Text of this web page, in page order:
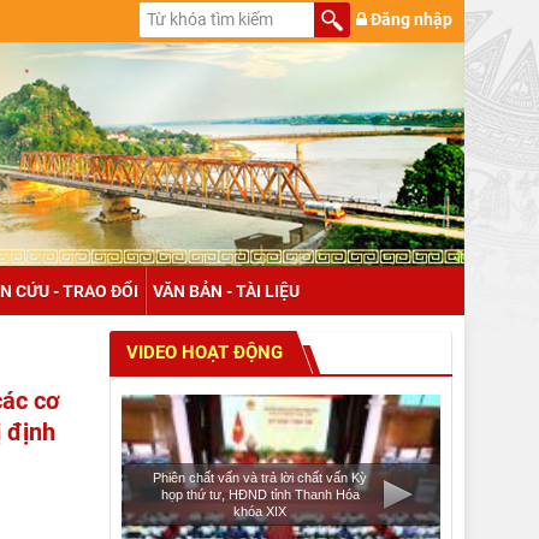
Đăng nhập
CỨU - TRAO ĐỔI VĂN BẢN - TÀI LIỆU
cơ
định
VIDEO HOẠT ĐỘNG
Phiên chất vấn và trả lời chất vấn Kỳ
họp thứ tư, HĐND tỉnh Thanh Hóa
khóa XIX